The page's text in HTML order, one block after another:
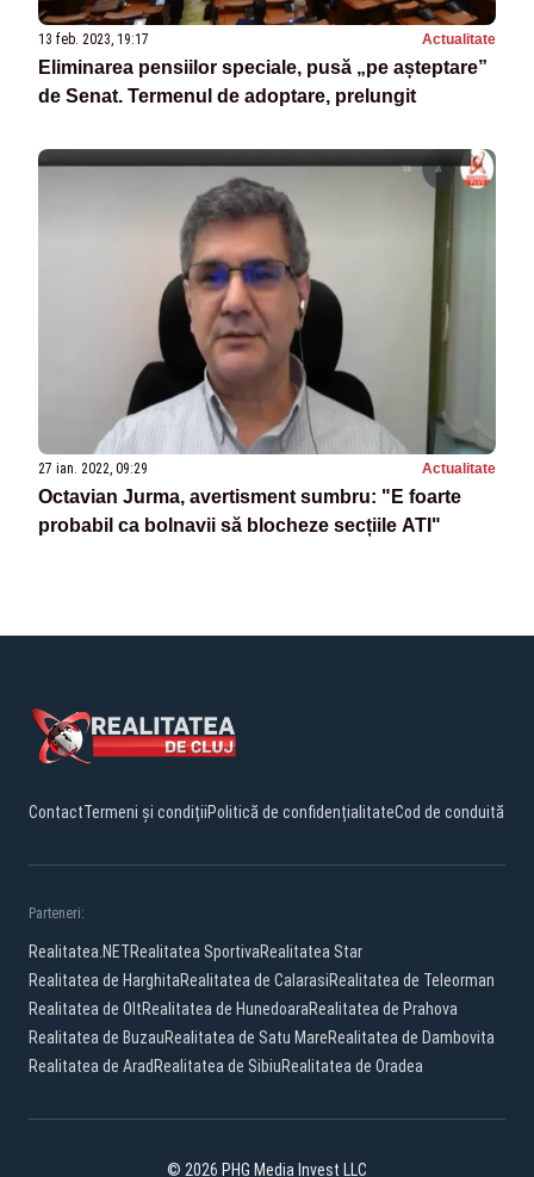
13 feb. 2023, 19:17 Actualitate
Eliminarea pensiilor speciale, pusă „pe așteptare”
de Senat. Termenul de adoptare, prelungit
27 ian. 2022, 09:29 Actualitate
Octavian Jurma, avertisment sumbru: "E foarte
probabil ca bolnavii să blocheze secțiile ATI"
ContactTermeni și condițiiPolitică de confidențialitateCod de conduită
Parteneri:
Realitatea.NETRealitatea SportivaRealitatea Star
Realitatea de HarghitaRealitatea de CalarasiRealitatea de Teleorman
Realitatea de OltRealitatea de HunedoaraRealitatea de Prahova
Realitatea de BuzauRealitatea de Satu MareRealitatea de Dambovita
Realitatea de Arad Realitatea de SibiuRealitatea de Oradea
© 2026 PHG Media Invest LLC